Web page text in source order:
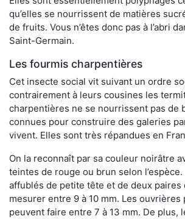
qu’elles se nourrissent de matières
de fruits. Vous n’êtes donc pas à l’abri
Saint-Germain.
Les fourmis charpentières
Cet insecte social vit suivant un ordre
contrairement à leurs cousines les
charpentières ne se nourrissent pas de
connues pour construire des galeries
vivent. Elles sont très répandues en
On la reconnaît par sa couleur noirâtre
teintes de rouge ou brun selon
affublés de petite tête et de deux paires
mesurer entre 9 à 10 mm. Les ouvrières
peuvent faire entre 7 à 13 mm. De plus,